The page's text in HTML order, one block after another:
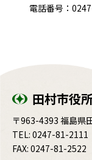
電話番号：
田村市役
〒963-4393 福島県
TEL: 0247-81-2111
FAX: 0247-81-2522